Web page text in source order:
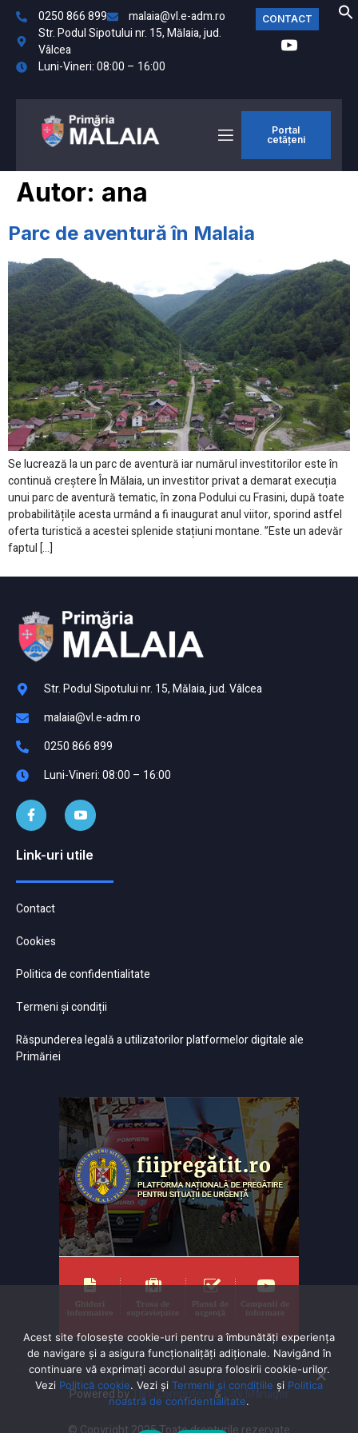
0250 866 899
malaia@vl.e-adm.ro
Str. Podul Sipotului nr. 15, Mălaia, jud.
Vâlcea
Luni-Vineri: 08:00 – 16:00
CONTACT
Portal
cetățeni
Autor: ana
Parc de aventură în Malaia
Se lucrează la un parc de aventură iar numărul investitorilor este în
continuă creștere În Mălaia, un investitor privat a demarat execuția
unui parc de aventură tematic, în zona Podului cu Frasini, după toate
probabilitățile acesta urmând a fi inaugurat anul viitor, sporind astfel
oferta turistică a acestei splenide stațiuni montane. ”Este un adevăr
faptul […]
Str. Podul Sipotului nr. 15, Mălaia, jud. Vâlcea
malaia@vl.e-adm.ro
0250 866 899
Luni-Vineri: 08:00 – 16:00
Link-uri utile
Contact
Cookies
Politica de confidentialitate
Termeni și condiții
Răspunderea legală a utilizatorilor platformelor digitale ale
Primăriei
Powered byTNT Computers&City Manager
Acest site folosește cookie-uri pentru a îmbunătăți experiența
de navigare și a asigura funcționalițăți adiționale. Navigând în
continuare vă exprimaţi acordul asupra folosirii cookie-urilor.
Vezi Politică cookie. Vezi și Termenii și condițiile și Politica
noastră de confidentialitate.